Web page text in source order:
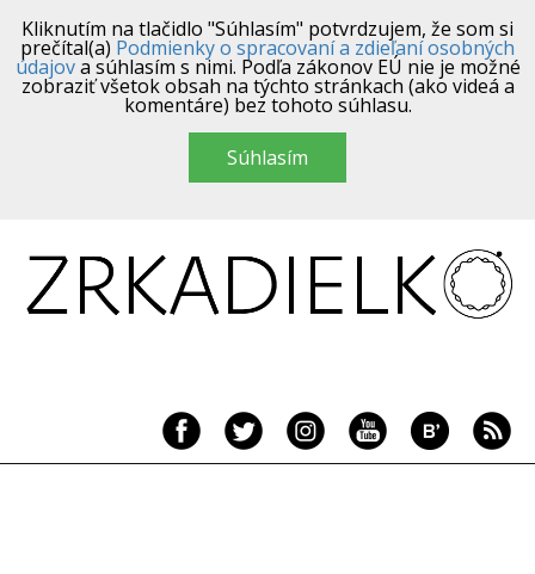
Kliknutím na tlačidlo "Súhlasím" potvrdzujem, že som si
prečítal(a) Podmienky o spracovaní a zdieľaní osobných
údajova súhlasím s nimi. Podľa zákonov EÚ nie je možné
zobraziť všetok obsah na týchto stránkach (ako videá a
komentáre) bez tohoto súhlasu.
Súhlasím